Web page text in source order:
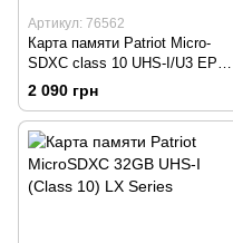
Артикул: 76562
Карта памяти Patriot Micro-
SDXC class 10 UHS-I/U3 EP
A1 V30 256GB
2 090 грн